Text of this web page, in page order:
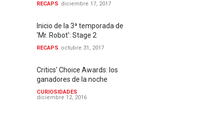
RECAPS diciembre 17, 2017
Inicio de la 3ª temporada de
'Mr. Robot': Stage 2
RECAPS octubre 31, 2017
Critics' Choice Awards: los
ganadores de la noche
CURIOSIDADES
diciembre 12, 2016